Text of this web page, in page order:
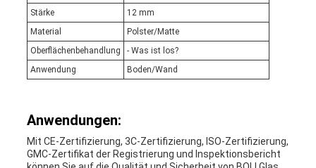
Stärke
12 mm
Material
Polster/Matte
Oberflächenbehandlung
- Was ist los?
Anwendung
Boden/Wand
Anwendungen:
Mit CE-Zertifizierung, 3C-Zertifizierung, ISO-Zertifizierung,
GMC-Zertifikat der Registrierung und Inspektionsbericht